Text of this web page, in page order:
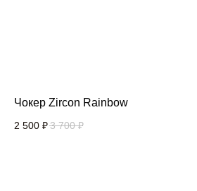
Чокер Zircon Rainbow
2 500 ₽3 700 ₽